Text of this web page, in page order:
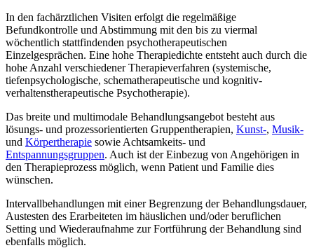
In den fachärztlichen Visiten erfolgt die regelmäßige
Befundkontrolle und Abstimmung mit den bis zu viermal
wöchentlich stattfindenden psychotherapeutischen
Einzelgesprächen. Eine hohe Therapiedichte entsteht auch durch die
hohe Anzahl verschiedener Therapieverfahren (systemische,
tiefenpsychologische, schematherapeutische und kognitiv-
verhaltenstherapeutische Psychotherapie).
Das breite und multimodale Behandlungsangebot besteht aus
lösungs- und prozessorientierten Gruppentherapien, Kunst-, Musik-
und Körpertherapie sowie Achtsamkeits- und
Entspannungsgruppen. Auch ist der Einbezug von Angehörigen in
den Therapieprozess möglich, wenn Patient und Familie dies
wünschen.
Intervallbehandlungen mit einer Begrenzung der Behandlungsdauer,
Austesten des Erarbeiteten im häuslichen und/oder beruflichen
Setting und Wiederaufnahme zur Fortführung der Behandlung sind
ebenfalls möglich.